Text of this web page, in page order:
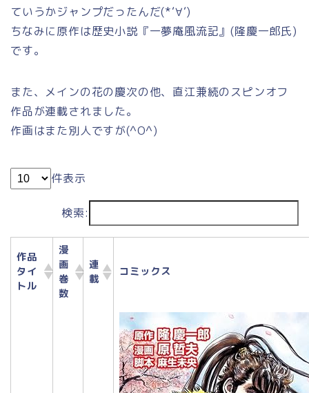
ていうかジャンプだったんだ(*‘∀‘)
ちなみに原作は歴史小説『一夢庵風流記』(隆慶一郎氏)
です。
また、メインの花の慶次の他、直江兼続のスピンオフ
作品が連載されました。
作画はまた別人ですが(^O^)
件表示
検索:
作品
タイ
トル
漫
画
巻
数
連
載
コミックス